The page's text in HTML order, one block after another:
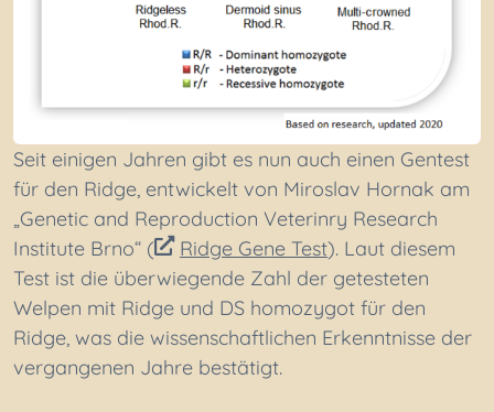
Seit einigen Jahren gibt es nun auch einen Gentest
für den Ridge, entwickelt von Miroslav Hornak am
„Genetic and Reproduction Veterinry Research
Institute Brno“ (
Ridge Gene Test). Laut diesem
Test ist die überwiegende Zahl der getesteten
Welpen mit Ridge und DS homozygot für den
Ridge, was die wissenschaftlichen Erkenntnisse der
vergangenen Jahre bestätigt.